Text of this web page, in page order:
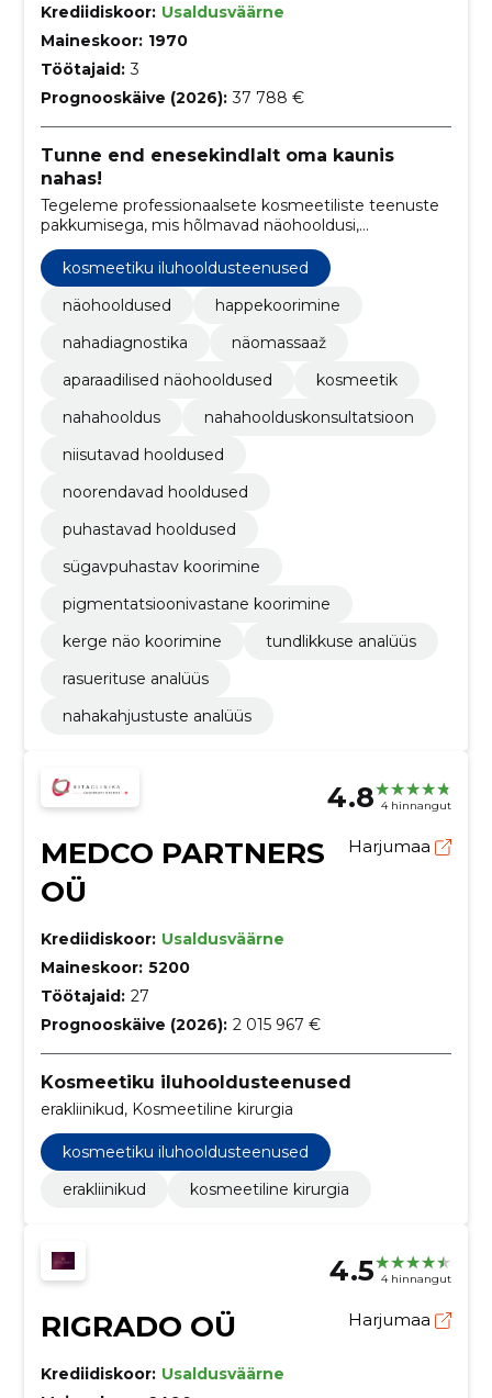
Krediidiskoor: Usaldusväärne
Maineskoor: 1970
Töötajaid: 3
Prognooskäive (2026): 37 788 €
Tunne end enesekindlalt oma kaunis
nahas!
Tegeleme professionaalsete kosmeetiliste teenuste
pakkumisega, mis hõlmavad näohooldusi,
happekoorimist, nahadiagnostikat, näomassaaži ja
aparaadilisi hooldusi, aidates klientidel saavutada
tervisliku, särava ja noorusliku naha.
kosmeetiku iluhooldusteenused
näohooldused
happekoorimine
nahadiagnostika
näomassaaž
aparaadilised näohooldused
kosmeetik
nahahooldus
nahahoolduskonsultatsioon
niisutavad hooldused
noorendavad hooldused
puhastavad hooldused
sügavpuhastav koorimine
pigmentatsioonivastane koorimine
kerge näo koorimine
tundlikkuse analüüs
rasuerituse analüüs
nahakahjustuste analüüs
4.8 4 hinnangut
MEDCO PARTNERS
OÜ
Harjumaa
Krediidiskoor: Usaldusväärne
Maineskoor: 5200
Töötajaid: 27
Prognooskäive (2026): 2 015 967 €
Kosmeetiku iluhooldusteenused
erakliinikud, Kosmeetiline kirurgia
kosmeetiku iluhooldusteenused
erakliinikud
kosmeetiline kirurgia
4.5 4 hinnangut
RIGRADO OÜ Harjumaa
Krediidiskoor: Usaldusväärne